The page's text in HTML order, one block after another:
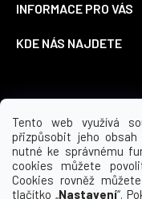
Tento web využívá
přizpůsobit jeho
nutné ke správnému
cookies můžete
Cookies rovněž
tlačítko „Nastavení“.
INFORMACE PRO VÁS
KDE NÁS NAJDETE